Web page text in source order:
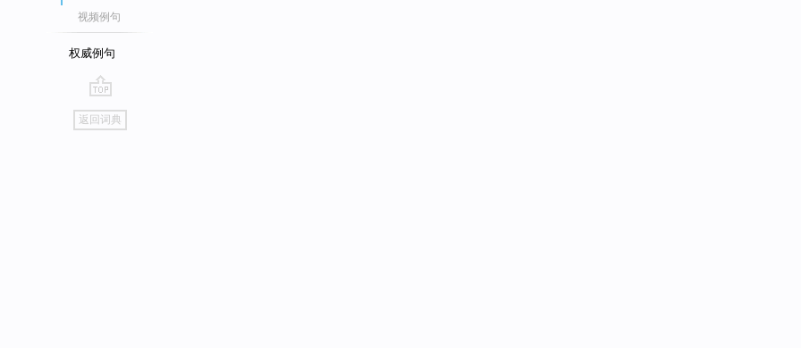
视频例句
权威例句
go
top
返回词典